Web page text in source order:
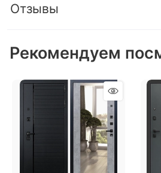
Отзывы
Рекомендуем